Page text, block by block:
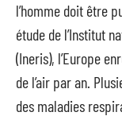
l’homme doit être
étude de l’Institut
(Ineris), l’Europe
de l’air par an.
des maladies